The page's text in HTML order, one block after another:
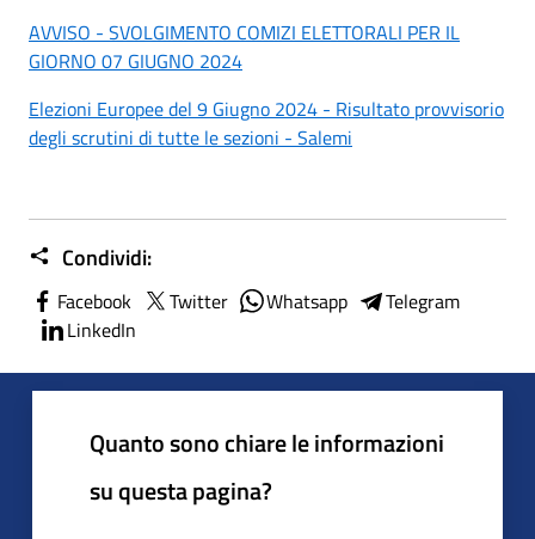
AVVISO - SVOLGIMENTO COMIZI ELETTORALI PER IL
GIORNO 07 GIUGNO 2024
Elezioni Europee del 9 Giugno 2024 - Risultato provvisorio
degli scrutini di tutte le sezioni - Salemi
Condividi:
Facebook Twitter Whatsapp
Telegram
LinkedIn
Quanto sono chiare le informazioni
su questa pagina?